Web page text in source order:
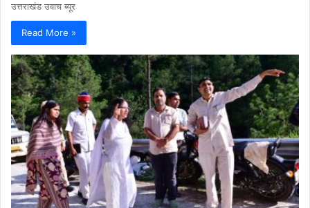
उत्तराखंड उवाच ब्यूर
Read More »